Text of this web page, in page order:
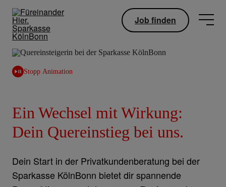
Job finden
Ein Wechsel mit Wirkung:
Dein Quereinstieg bei uns.
Dein Start in der Privatkundenberatung bei der
Sparkasse KölnBonn bietet dir spannende
Stopp Animation